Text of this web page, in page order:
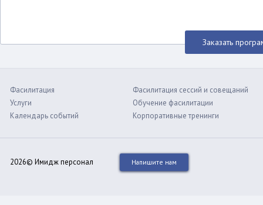
Заказать
Фасилитация
Услуги
Календарь событий
Фасилитация сессий и совещаний
Обучение фасилитации
Корпоративные тренинги
2026© Имидж персонал Напишите нам